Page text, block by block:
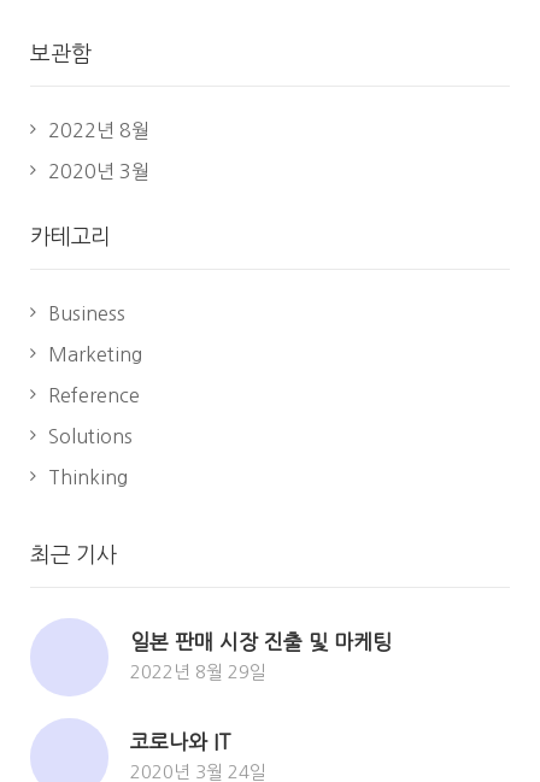
보관함
2022년 8월
2020년 3월
카테고리
Business
Marketing
Reference
Solutions
Thinking
최근 기사
일본 판매 시장 진출 및 마케팅
2022년 8월 29일
코로나와 IT
2020년 3월 24일